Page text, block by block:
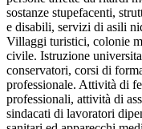
sostanze stupefacenti,
e disabili, servizi di asili
Villaggi turistici, colonie
civile. Istruzione
conservatori, corsi di
professionale. Attività di
professionali, attività di
sindacati di lavoratori